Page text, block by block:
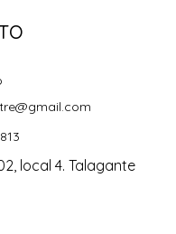
local 4. Talagante